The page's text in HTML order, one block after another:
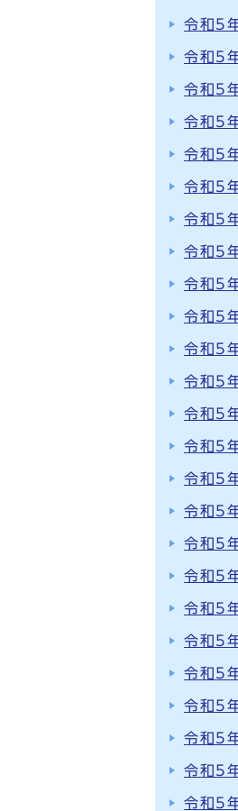
令和5
令和5
令和5
令和5
令和5
令和5
令和5
令和5
令和5
令和5
令和5
令和5
令和5
令和5
令和5
令和5
令和5
令和5
令和5
令和5
令和5
令和5
令和5
令和5
令和5